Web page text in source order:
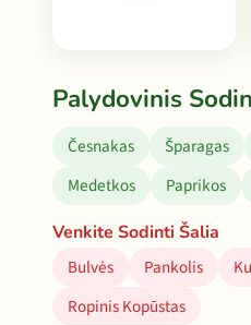
Palydovinis
Česnakas Šparagas
Medetkos
Paprikos
Venkite Sodinti Šalia
Bulvės
Pankolis
Ropinis Kopūstas